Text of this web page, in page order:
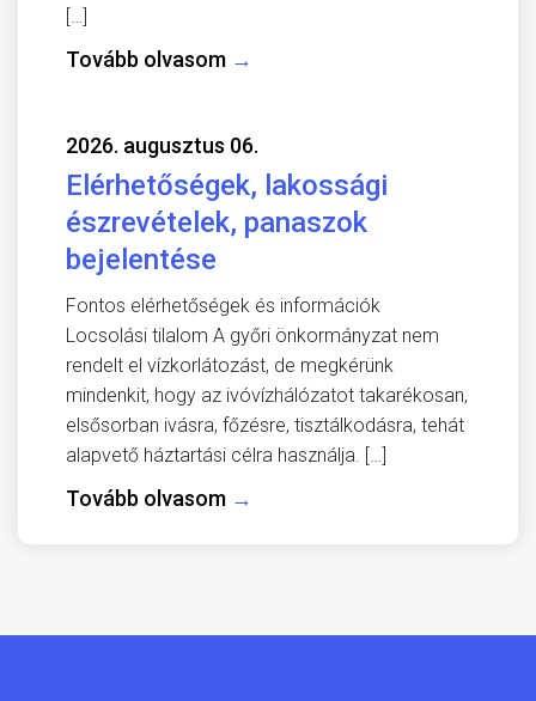
[…]
Tovább olvasom →
2026. augusztus 06.
Elérhetőségek, lakossági
észrevételek, panaszok
bejelentése
Fontos elérhetőségek és információk
Locsolási tilalom A győri önkormányzat nem
rendelt el vízkorlátozást, de megkérünk
mindenkit, hogy az ivóvízhálózatot takarékosan,
elsősorban ivásra, főzésre, tisztálkodásra, tehát
alapvető háztartási célra használja. […]
Tovább olvasom →